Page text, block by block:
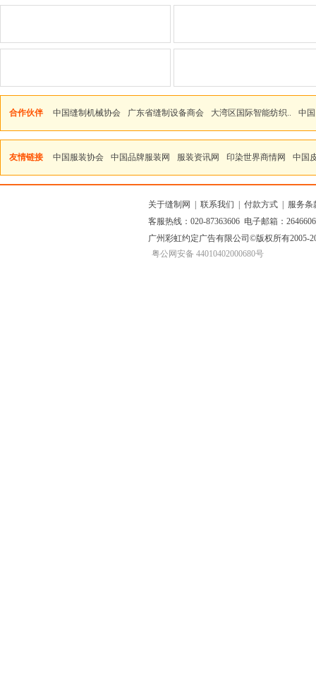
合作伙伴 中国缝制机械协会 广东省缝制设备商会 大湾区国际智能纺织.. 中
友情链接 中国服装协会 中国品牌服装网 服装资讯网 印染世界商情网 中国
关于缝制网 联系我们 付款方式
服务条
客服热线：020-87363606 电子邮箱：
广州彩虹约定广告有限公司 ©版权所有2005-
粤公网安备 44010402000680号